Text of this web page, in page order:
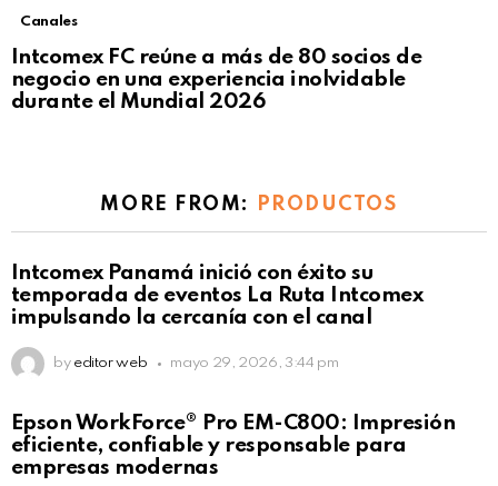
Canales
Intcomex FC reúne a más de 80 socios de
negocio en una experiencia inolvidable
durante el Mundial 2026
MORE FROM: PRODUCTOS
Intcomex Panamá inició con éxito su
temporada de eventos La Ruta Intcomex
impulsando la cercanía con el canal
by editor web mayo 29, 2026, 3:44 pm
Epson WorkForce® Pro EM-C800: Impresión
eficiente, confiable y responsable para
empresas modernas